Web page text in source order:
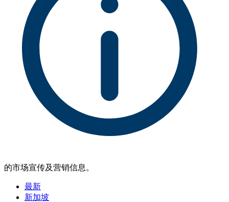
的市场宣传及营销信息。
最新
新加坡